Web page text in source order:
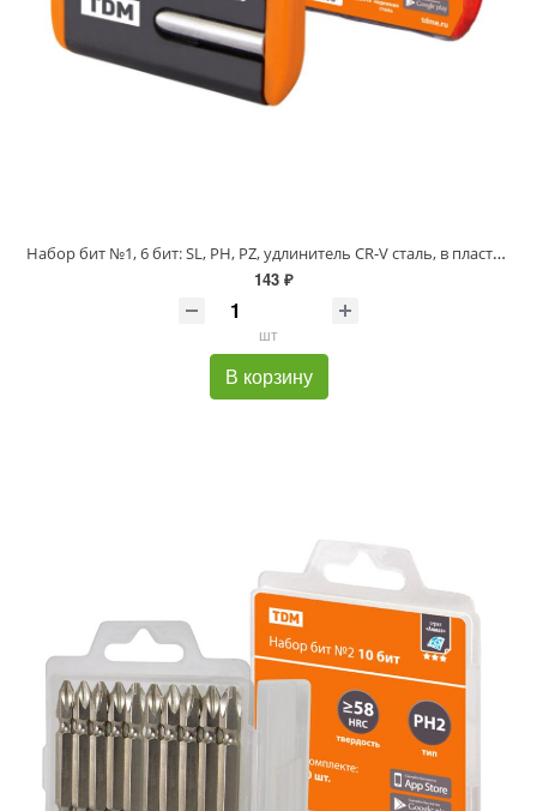
Набор бит №1, 6 бит: SL, PH, PZ, удлинитель CR-V сталь, в пластиковом держателе, «Алмаз» TDM
143 ₽
шт
В корзину